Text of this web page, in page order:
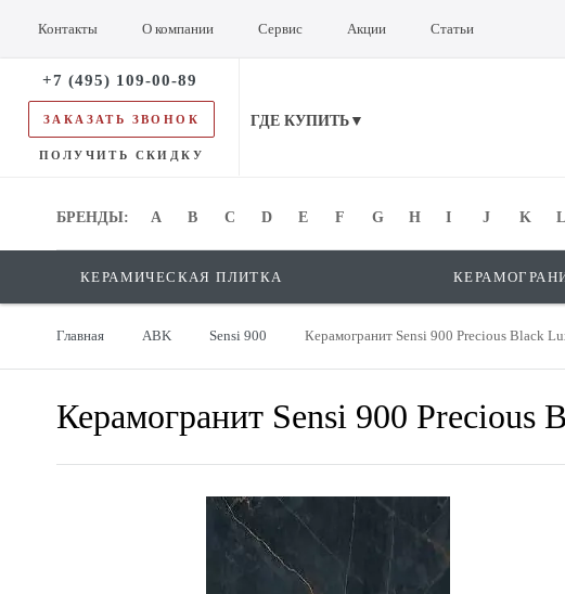
Контакты О компании Сервис Акции Статьи
+7 (495) 109-00-89
ЗАКАЗАТЬ ЗВОНОК
ПОЛУЧИТЬ СКИДКУ
ГДЕ КУПИТЬ▼
БРЕНДЫ: A B C D E F G H I J K L
БРЕНДЫ:
КЕРАМИЧЕСКАЯ ПЛИТКА
Главная ABK Sensi 900 Керамогранит Sensi 900 Precious Black
Керамогранит Sensi 900 Precious